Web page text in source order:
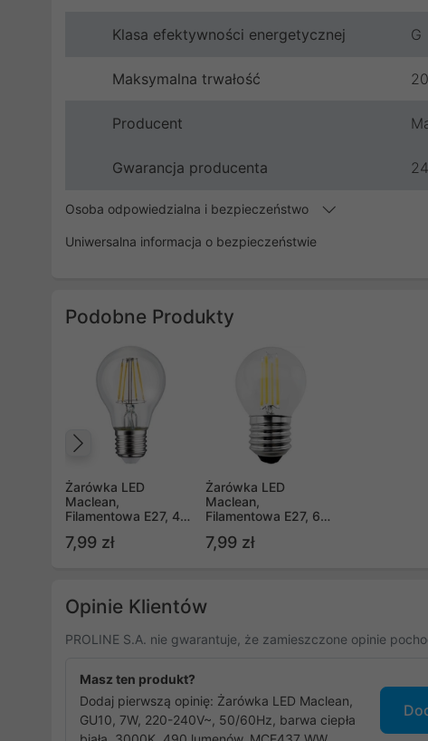
Klasa efektywności energetycznej G
Maksymalna trwałość
Producent
Gwarancja producenta
Osoba odpowiedzialna i bezpieczeństwo
Uniwersalna informacja o bezpieczeństwie
Podobne Produkty
Żarówka LED
Maclean,
Filamentowa E27, 4W,
biała 3000K, 470lm,
7,99 zł
Żarówka LED
Maclean,
Filamentowa E27, 6W,
biała 3000K, 600lm,
7,99 zł
Poprzedni
Opinie Klientów
PROLINE S.A. nie gwarantuje, że zamieszczone opinie
Masz ten produkt?
Dodaj pierwszą opinię: Żarówka LED Maclean,
GU10, 7W, 220-240V~, 50/60Hz, barwa ciepła